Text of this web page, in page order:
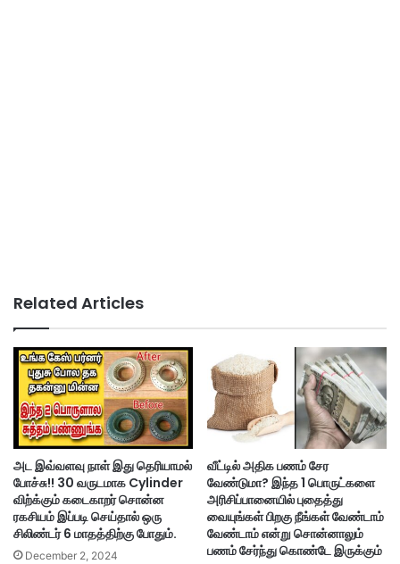
Related Articles
அட இவ்வளவு நாள் இது தெரியாமல்
போச்சு!! 30 வருடமாக Cylinder
விற்க்கும் கடைகாறர் சொன்ன
ரகசியம் இப்படி செய்தால் ஒரு
சிலிண்டர் 6 மாதத்திற்கு போதும்.
December 2, 2024
வீட்டில் அதிக பணம் சேர
வேண்டுமா? இந்த 1 பொருட்களை
அரிசிப்பானையில் புதைத்து
வையுங்கள் பிறகு நீங்கள் வேண்டாம்
வேண்டாம் என்று சொன்னாலும்
பணம் சேர்ந்து கொண்டே இருக்கும்